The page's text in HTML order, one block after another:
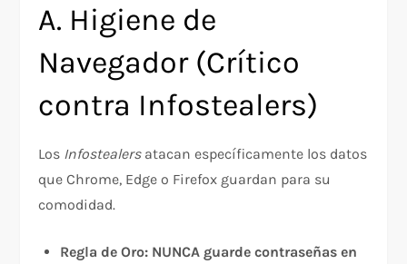
A. Higiene de
Navegador (Crítico
contra Infostealers)
Los Infostealersatacan específicamente los datos
que Chrome, Edge o Firefox guardan para su
comodidad.
Regla de Oro: NUNCA guarde contraseñas en